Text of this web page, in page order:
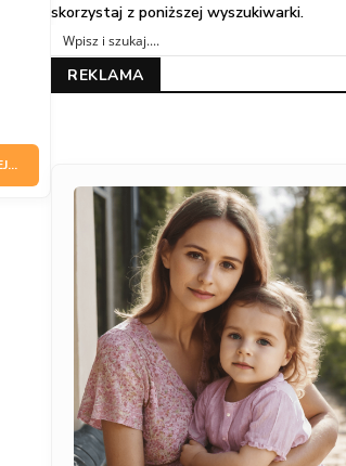
skorzystaj z poniższej wyszukiwarki.
REKLAMA